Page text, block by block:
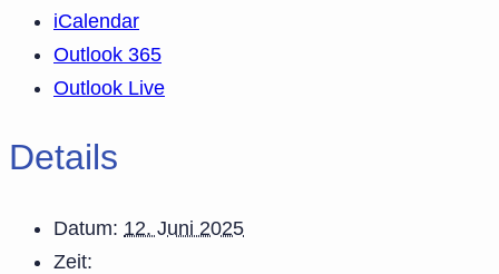
iCalendar
Outlook 365
Outlook Live
Details
Datum: 12. Juni 2025
Zeit: